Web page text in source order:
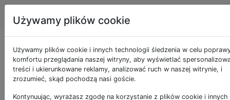
Apple Tagi
Dlaczego emoji takie
jak 💩 pojawiają się,
Używamy plików cookie
Używamy plików cookie i innych technologii śledzenia w celu
komfortu przeglądania naszej witryny, aby wyświetlać
treści i ukierunkowane reklamy, analizować ruch w naszej witrynie, i
zrozumieć, skąd pochodzą nasi goście.
Kontynuując, wyrażasz zgodę na korzystanie z plików cookie i innych